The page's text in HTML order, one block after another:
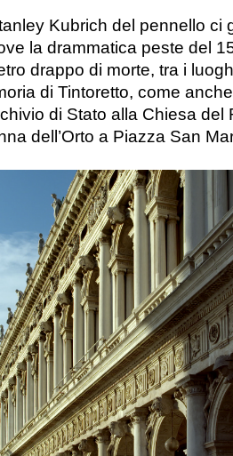
Kubrich del pennello ci
la drammatica peste del
drappo di morte, tra i
di Tintoretto, come
di Stato alla Chiesa del
dell’Orto a Piazza San